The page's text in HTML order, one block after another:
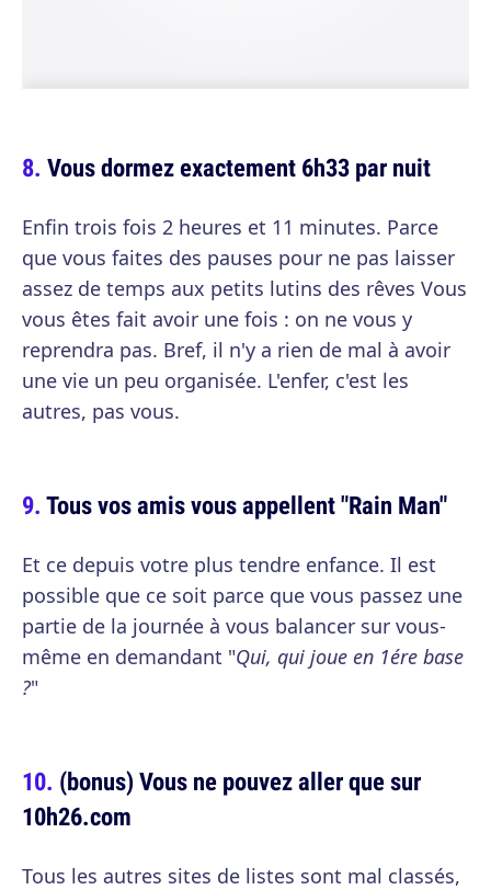
Vous dormez exactement 6h33 par nuit
Enfin trois fois 2 heures et 11 minutes. Parce
que vous faites des pauses pour ne pas laisser
assez de temps aux petits lutins des rêves Vous
vous êtes fait avoir une fois : on ne vous y
reprendra pas. Bref, il n'y a rien de mal à avoir
une vie un peu organisée. L'enfer, c'est les
autres, pas vous.
Tous vos amis vous appellent "Rain Man"
Et ce depuis votre plus tendre enfance. Il est
possible que ce soit parce que vous passez une
partie de la journée à vous balancer sur vous-
même en demandant "Qui, qui joue en 1ére base
?"
(bonus) Vous ne pouvez aller que sur
10h26.com
Tous les autres sites de listes sont mal classés,